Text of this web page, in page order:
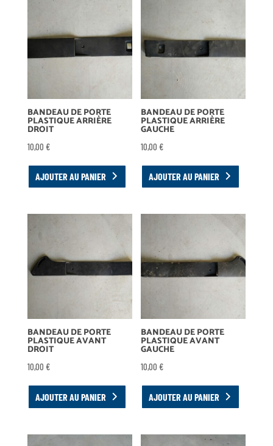
BANDEAU DE PORTE
PLASTIQUE ARRIÈRE
DROIT
10,00 €
AJOUTER AU PANIER
BANDEAU DE PORTE
PLASTIQUE ARRIÈRE
GAUCHE
10,00€
AJOUTER AU PANIER
BANDEAU DE PORTE
PLASTIQUE AVANT
DROIT
10,00 €
AJOUTER AU PANIER
BANDEAU DE PORTE
PLASTIQUE AVANT
GAUCHE
10,00€
AJOUTER AU PANIER